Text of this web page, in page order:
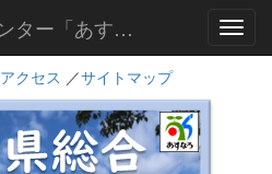
静岡県総合教育センター「あすなろ」
アクセス ／サイトマップ